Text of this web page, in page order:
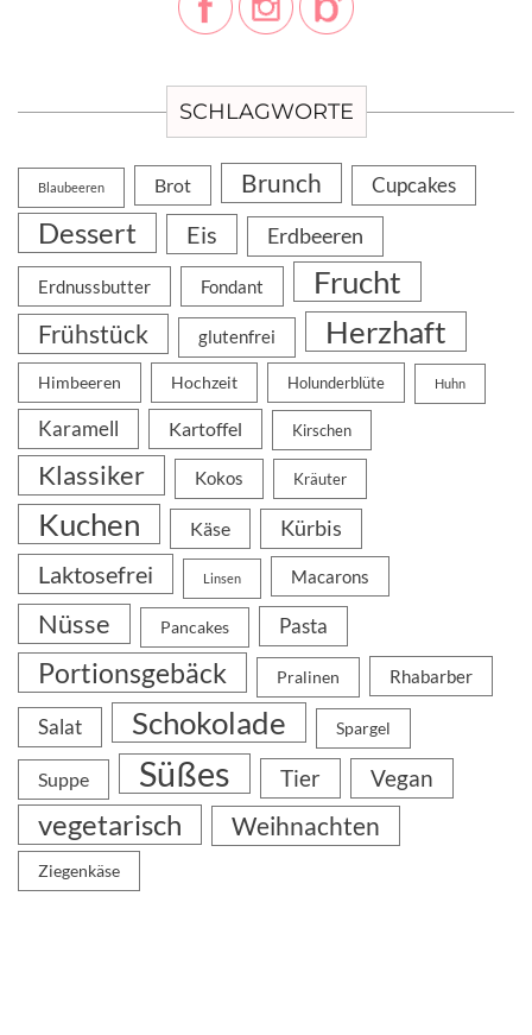
SCHLAGWORTE
Blaubeeren Brot Brunch Cupcakes
Dessert Eis Erdbeeren
Erdnussbutter Fondant Frucht
Frühstück glutenfrei Herzhaft
Himbeeren Hochzeit Holunderblüte Huhn
Karamell Kartoffel Kirschen
Klassiker Kokos Kräuter
Kuchen Käse Kürbis
Laktosefrei Linsen Macarons
Nüsse Pancakes Pasta
Portionsgebäck Pralinen Rhabarber
Salat Schokolade Spargel
Suppe Süßes Tier Vegan
vegetarisch Weihnachten
Ziegenkäse